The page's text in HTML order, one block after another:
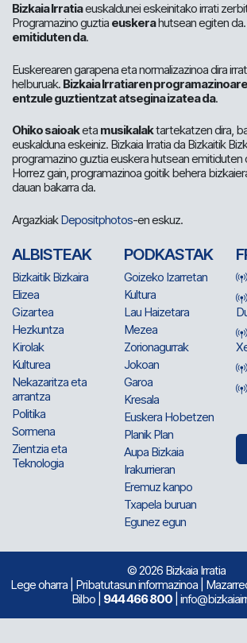
Bizkaia Irratiaeuskaldunei eskeinitako irrati
Programazino guztia euskerahutsean egiten da.
emitiduten da.
Euskerearen garapena eta normalizazinoa dira
helburuak. Bizkaia Irratiaren
entzule guztientzat atsegina izatea da.
Ohiko saioaketa musikalaktartekatzen dira,
euskalduna eskeiniz. Bizkaia Irratia da Bizkaitik
programazino guztia euskera hutsean emitiduten
Horrez gain, programazinoa goitik behera
dauan bakarra da.
ArgazkiakDepositphotos-en eskuz.
ALBISTEAK
Bizkaitik Bizkaira
Elizea
Gizartea
Hezkuntza
Kirolak
Kulturea
Nekazaritza eta
arrantza
Politika
Sormena
Zientzia eta
Teknologia
PODKASTAK
Goizeko Izarretan
Kultura
Lau Haizetara
Mezea
Zorionagurrak
Jokoan
Garoa
Kresala
Euskera Hobetzen
Planik Plan
Aupa Bizkaia
Irakurrieran
Eremuz kanpo
Txapela buruan
Egunez egun
© 2026 Bizkaia Irratia
Lege oharra| Pribatutasun informazinoa|
Bilbo | 944 466 800 |